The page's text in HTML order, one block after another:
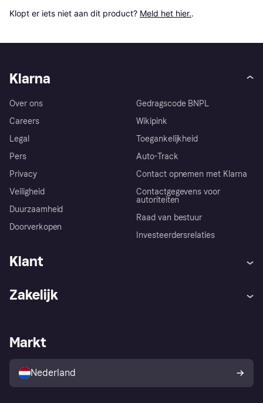
Klopt er iets niet aan dit product? Meld het hier..
Klarna
Over ons
Careers
Legal
Pers
Privacy
Veiligheid
Duurzaamheid
Doorverkopen
Gedragscode BNPL
Wikipink
Toegankelijkheid
Auto-Track
Contact opnemen met Klarna
Contactgegevens voor
autoriteiten
Raad van bestuur
Investeerdersrelaties
Klant
Winkeloverzicht
Kopersbescherming voor
consumenten
Zakelijk
Zakelijke login
Markt
Nederland